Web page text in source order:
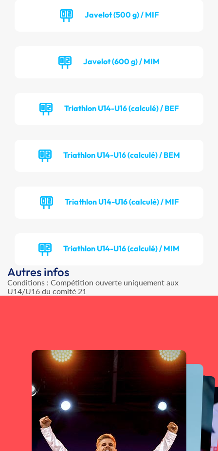
Javelot (500 g) / MIF
Javelot (600 g) / MIM
Triathlon U14-U16 (calculé) / BEF
Triathlon U14-U16 (calculé) / BEM
Triathlon U14-U16 (calculé) / MIF
Triathlon U14-U16 (calculé) / MIM
Autres infos
Conditions : Compétition ouverte uniquement aux
U14/U16 du comité 21